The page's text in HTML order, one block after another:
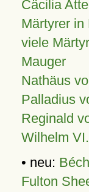
Cäcilia
Märtyrer in
viele
Mauger
Nathäus
Palladius
Reginald
Wilhelm
• neu:
Fulton